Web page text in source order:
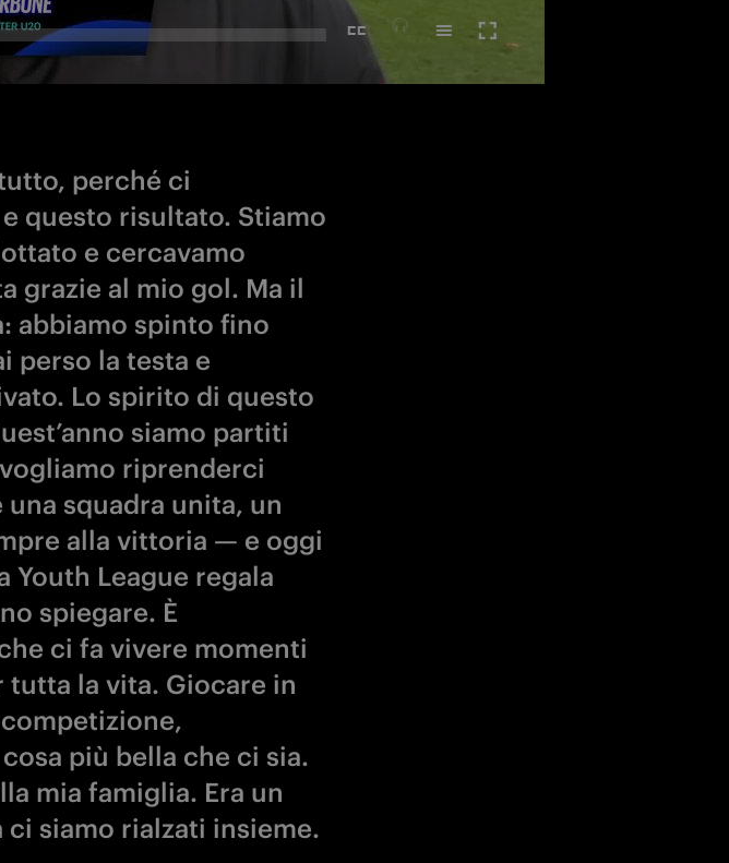
perché ci
questo risultato. Stiamo
e cercavamo
grazie al mio gol. Ma il
abbiamo spinto fino
perso la testa e
Lo spirito di questo
siamo partiti
riprenderci
squadra unita, un
alla vittoria — e oggi
Youth League regala
spiegare. È
ci fa vivere momenti
la vita. Giocare in
più bella che ci sia.
mia famiglia. Era un
siamo rialzati insieme.